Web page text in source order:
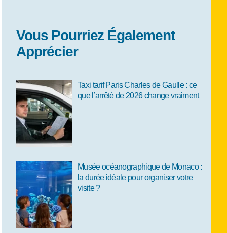
Vous Pourriez Également
Apprécier
Taxi tarif Paris Charles de Gaulle : ce
que l’arrêté de 2026 change vraiment
Musée océanographique de Monaco :
la durée idéale pour organiser votre
visite ?